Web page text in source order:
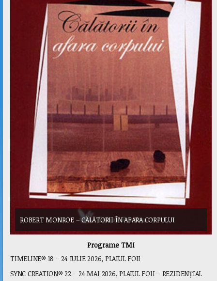
ROBERT MONROE – CĂLĂTORII ÎN AFARA CORPULUI
Programe TMI
TIMELINE® 18 – 24 IULIE 2026, PLAIUL FOII
SYNC CREATION® 22 – 24 MAI 2026, PLAIUL FOII – REZIDENȚIAL